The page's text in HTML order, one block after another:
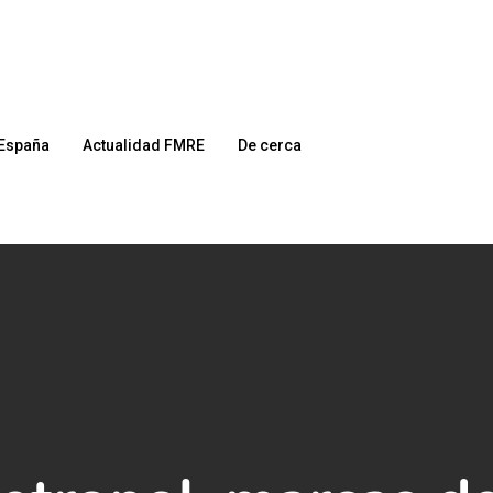
Actualidad FMRE De cerca